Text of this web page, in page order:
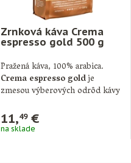
Zrnková káva Crema
espresso gold 500 g
Pražená káva, 100% arabica.
Crema espresso goldje
zmesou výberových odrôd kávy
11,49€
na sklade